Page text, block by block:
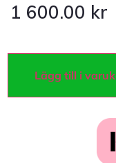
1 600.00 kr
Lägg till i